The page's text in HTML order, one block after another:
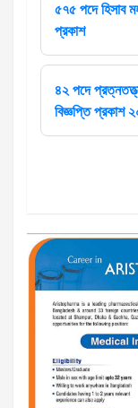
৫৭৫ পদে হিসাব
প্রকাশ
৪২ পদে
বিজ্ঞপ্তি প্রকাশ